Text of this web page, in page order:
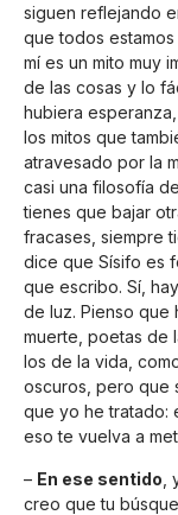
siguen reflejando
que todos
mí es un mito muy
de las cosas y lo
hubiera
los mitos que
atravesado por la
casi una filosofía
tienes que bajar
fracases, siempre
dice que Sísifo es
que escribo. Sí,
de luz. Pienso que
muerte, poetas de
los de la vida,
oscuros, pero que
que yo he tratado:
eso te vuelva a
– En ese sentido
creo que tu